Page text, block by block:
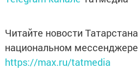
Читайте новости
национальном
https://max.ru/tatmedia